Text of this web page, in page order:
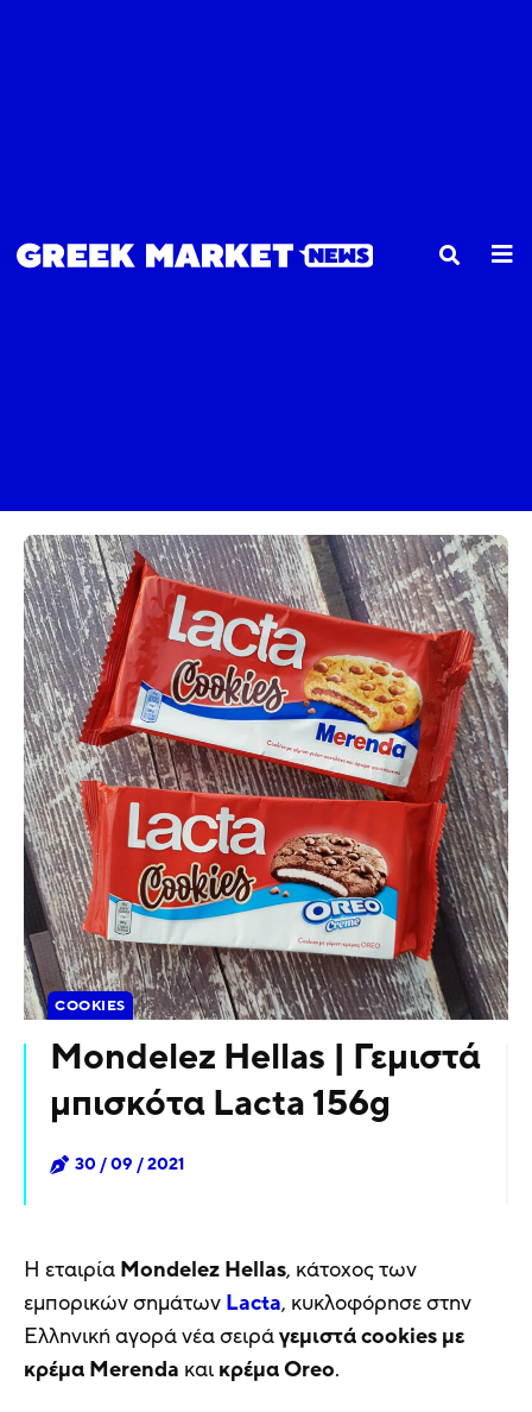
COOKIES
Mondelez Hellas | Γεμιστά
μπισκότα Lacta 156g
30 / 09 / 2021
Η εταιρία Mondelez Hellas, κάτοχος των
εμπορικών σημάτων Lacta, κυκλοφόρησε στην
Ελληνική αγορά νέα σειράγεμιστά cookies με
κρέμα Merenda και κρέμα Oreo.